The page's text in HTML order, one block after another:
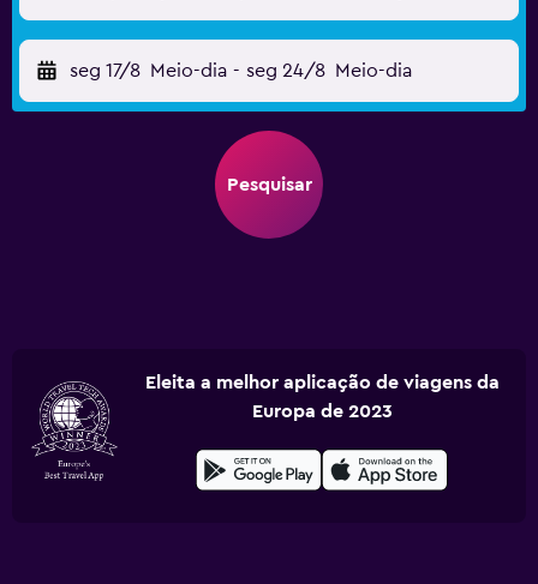
seg 17/8 Meio-dia - seg 24/8 Meio-dia
Pesquisar
Eleita a melhor aplicação de viagens da
Europa de 2023